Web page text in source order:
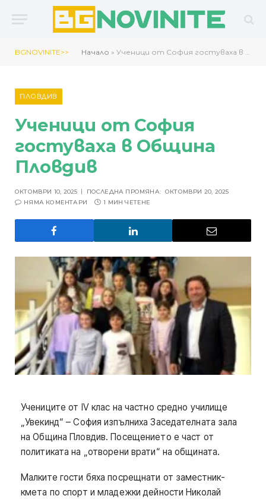
BGNOVINITE>> Начало » Ученици от София гостуваха в Община Пловдив
ПЛОВДИВ
Ученици от София
гостуваха в Община
Пловдив
ОКТОМВРИ 10, 2025 ПОСЛЕДНА ПРОМЯНА: ОКТОМВРИ 20, 2025
НЯМА КОМЕНТАРИ
1 МИН ЧЕТЕНЕ
Учениците от IV клас на частно средно училище
„Увекинд“ – София изпълниха Заседателната зала
на Община Пловдив. Посещението е част от
политиката на „отворени врати“ на общината.
Малките гости бяха посрещнати от заместник-
кмета по спорт и младежки дейности Николай